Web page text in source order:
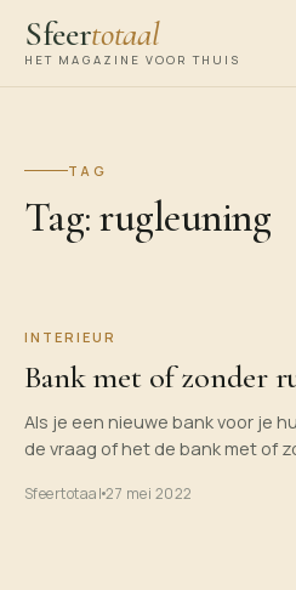
Sfeertotaal
HET MAGAZINE VOOR THUIS
TAG
Tag:rugleuning
INTERIEUR
Bank met of zonder
Als je een nieuwe bank voor je
de vraag of het de bank met of
Sfeertotaal27 mei 2022